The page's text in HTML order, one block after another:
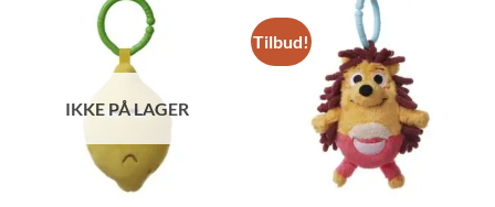
IKKE PÅ LAGER
Tilbud!